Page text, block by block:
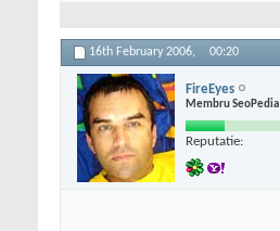
16th February 2006, 00:20
FireEyes
Membru SeoPedia
Reputatie: